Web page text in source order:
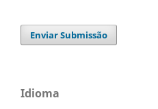
Enviar Submissão
Idioma